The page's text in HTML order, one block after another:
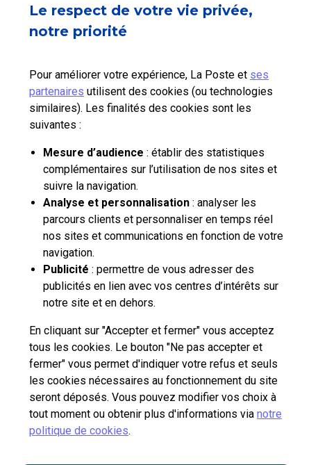
Le respect de votre vie privée,
notre priorité
Pour améliorer votre expérience, La Poste et ses
partenaires utilisent des cookies (ou technologies
similaires). Les finalités des cookies sont les
suivantes :
Mesure d’audience : établir des statistiques
complémentaires sur l’utilisation de nos sites et
suivre la navigation.
Analyse et personnalisation : analyser les
parcours clients et personnaliser en temps réel
nos sites et communications en fonction de votre
navigation.
Publicité : permettre de vous adresser des
publicités en lien avec vos centres d’intérêts sur
notre site et en dehors.
En cliquant sur "Accepter et fermer" vous acceptez
tous les cookies. Le bouton "Ne pas accepter et
fermer" vous permet d'indiquer votre refus et seuls
les cookies nécessaires au fonctionnement du site
seront déposés. Vous pouvez modifier vos choix à
tout moment ou obtenir plus d'informations via notre
politique de cookies.
La Poste Solutions Business est la marque B2B de La Poste, destinée aux
entreprises, collectivités et administrations publiques.
Retrouvez ici des actualités, des études de tendances, des décryptages et
à votre espace personnel pour gérer le développement de votre activité.
Suivez-nous sur Linkedin
Suivez-nous sur Youtube
Suivez-nous sur X
Nos tarifs
Contactez-nous
pro.laposte.fr part.laposte.fr groupelaposte.com
Plan du site Accessibilité : non conforme